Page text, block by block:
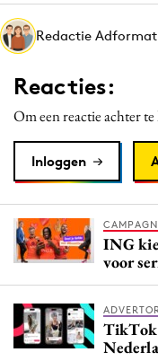
Redactie
Reacties:
Om een reactie achter
Inloggen
ING
voor
TikTok